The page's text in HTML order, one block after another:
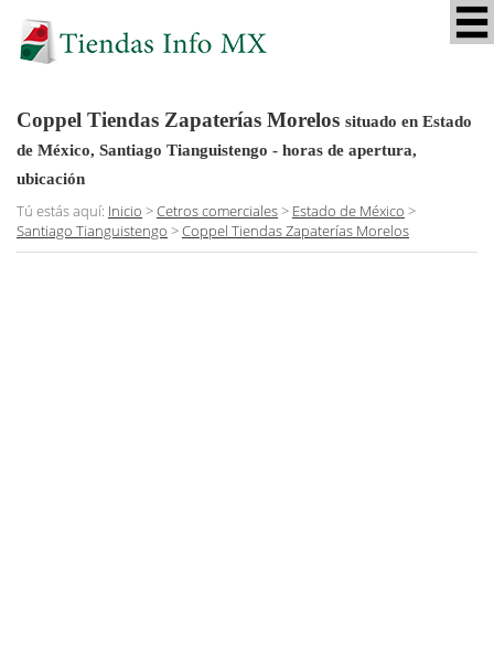
Coppel Tiendas Zapaterías Morelos situado en Estado
de México, Santiago Tianguistengo - horas de apertura,
ubicación
Tú estás aquí: Inicio >Cetros comerciales> Estado de México >
Santiago Tianguistengo >Coppel Tiendas Zapaterías Morelos